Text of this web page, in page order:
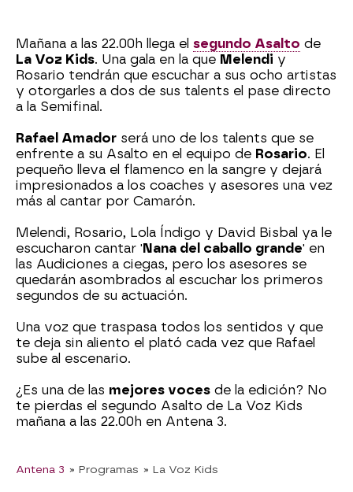
Mañana a las 22.00h llega el segundo Asalto de
La Voz Kids. Una gala en la que Melendi y
Rosario tendrán que escuchar a sus ocho artistas
y otorgarles a dos de sus talents el pase directo
a la Semifinal.
Rafael Amador será uno de los talents que se
enfrente a su Asalto en el equipo de Rosario. El
pequeño lleva el flamenco en la sangre y dejará
impresionados a los coaches y asesores una vez
más al cantar por Camarón.
Melendi, Rosario, Lola Índigo y David Bisbal ya le
escucharon cantar ' Nana del caballo grande' en
las Audiciones a ciegas, pero los asesores se
quedarán asombrados al escuchar los primeros
segundos de su actuación.
Una voz que traspasa todos los sentidos y que
te deja sin aliento el plató cada vez que Rafael
sube al escenario.
¿Es una de las mejores voces de la edición? No
te pierdas el segundo Asalto de La Voz Kids
mañana a las 22.00h en Antena 3.
Antena 3 » Programas » La Voz Kids